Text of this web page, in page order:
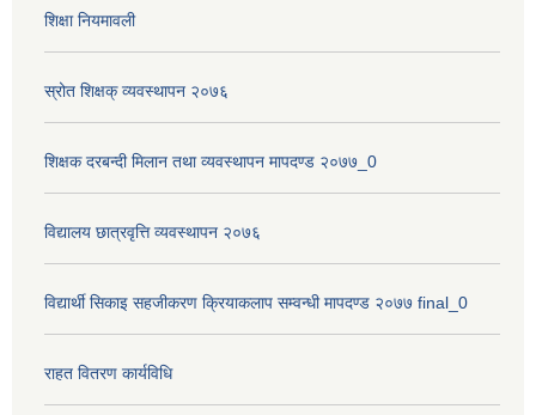
शिक्षा नियमावली
स्रोत शिक्षक् व्यवस्थापन २०७६
शिक्षक दरबन्दी मिलान तथा व्यवस्थापन मापदण्ड २०७७_0
विद्यालय छात्रवृत्ति व्यवस्थापन २०७६
विद्यार्थी सिकाइ सहजीकरण क्रियाकलाप सम्वन्धी मापदण्ड २०७७ final_0
राहत वितरण कार्यविधि